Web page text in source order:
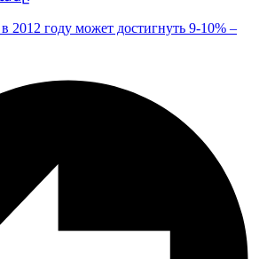
году может достигнуть 9-10% –